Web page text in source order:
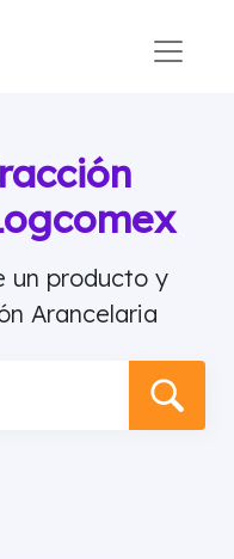
un producto y
Arancelaria